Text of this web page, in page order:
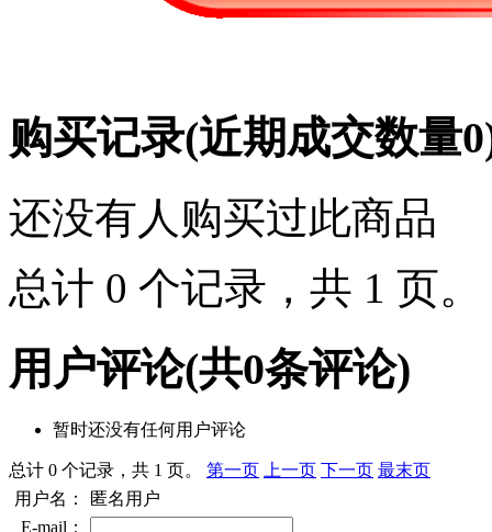
购买记录(近期成交数量0
还没有人购买过此商品
总计 0 个记录，共 1 页。
用户评论(共0条评论)
暂时还没有任何用户评论
总计 0 个记录，共 1 页。 第一页 上一页 下一页 最末页
用户名：
匿名用户
E-mail：